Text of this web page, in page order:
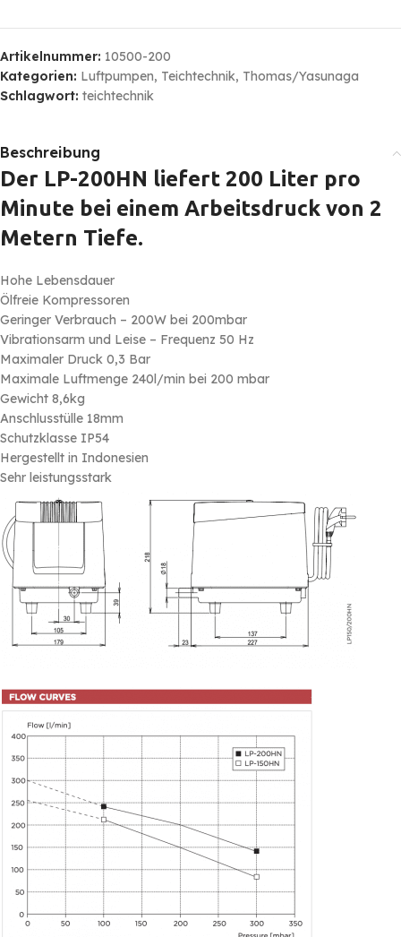
Artikelnummer: 10500-200
Kategorien: Luftpumpen, Teichtechnik, Thomas/Yasunaga
Schlagwort: teichtechnik
Beschreibung
Der LP-200HN liefert 200 Liter pro
Minute bei einem Arbeitsdruck von 2
Metern Tiefe.
Hohe Lebensdauer
Ölfreie Kompressoren
Geringer Verbrauch – 200W bei 200mbar
Vibrationsarm und Leise – Frequenz 50 Hz
Maximaler Druck 0,3 Bar
Maximale Luftmenge 240l/min bei 200 mbar
Gewicht 8,6kg
Anschlusstülle 18mm
Schutzklasse IP54
Hergestellt in Indonesien
Sehr leistungsstark